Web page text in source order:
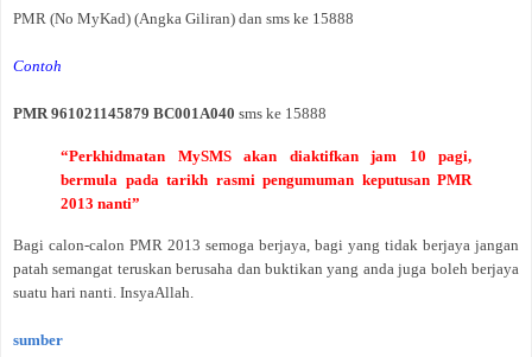
PMR (No MyKad) (Angka Giliran) dan sms ke 15888
Contoh
PMR 961021145879 BC001A040 sms ke 15888
“Perkhidmatan MySMS akan diaktifkan jam 10 pagi,
bermula pada tarikh rasmi pengumuman keputusan PMR
2013 nanti”
Bagi calon-calon PMR 2013 semoga berjaya, bagi yang tidak berjaya jangan
patah semangat teruskan berusaha dan buktikan yang anda juga boleh berjaya
suatu hari nanti. InsyaAllah.
sumber